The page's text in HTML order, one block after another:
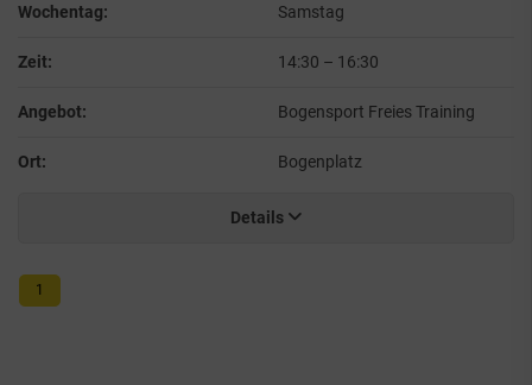
Wochentag: Samstag
Zeit: 14:30 – 16:30
Angebot: Bogensport Freies Training
Ort: Bogenplatz
Details
1